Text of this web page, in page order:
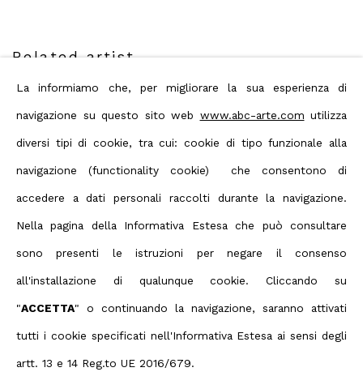
Related artist
Giulio Zanet
Privacy Policy
Manage cookies
Terms & Conditions
Contact us on Whatsapp
Copyright © 2026 ABC ARTE
La informiamo che, per migliorare la sua esperienza di
navigazione su questo sito web www.abc-arte.com utilizza
diversi tipi di cookie, tra cui: cookie di tipo funzionale alla
navigazione (functionality cookie) che consentono di
accedere a dati personali raccolti durante la navigazione.
Nella pagina della Informativa Estesa che può consultare
sono presenti le istruzioni per negare il consenso
all'installazione di qualunque cookie. Cliccando su
"ACCETTA" o continuando la navigazione, saranno attivati
tutti i cookie specificati nell'Informativa Estesa ai sensi degli
artt. 13 e 14 Reg.to UE 2016/679.